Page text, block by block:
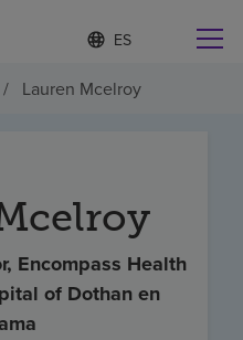
Lista
de
idiomas
contraída
d
o
e
c
o
cerca de usted
/ Lauren Mcelroy
Encompass Health
of Dothan en